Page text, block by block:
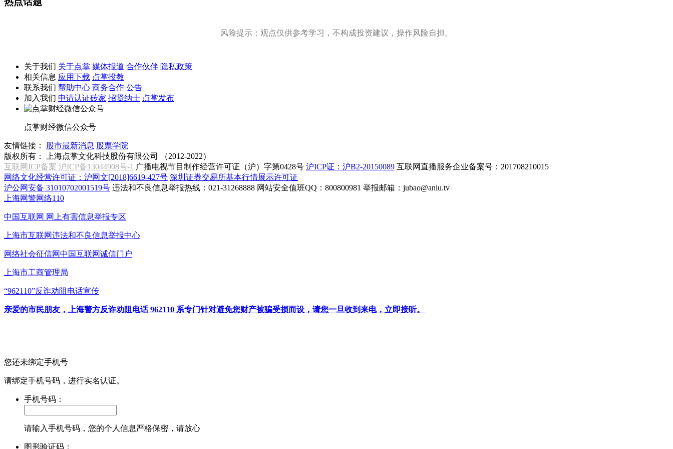
风险提示：观点仅供参考学习，不构成投资建议，操作风险自担。
关于我们 关于点掌 媒体报道 合作伙伴 隐私政策
相关信息 应用下载 点掌投教
联系我们 帮助中心 商务合作 公告
加入我们 申请认证砖家 招贤纳士 点掌发布
点掌财经微信公众号
友情链接： 股市最新消息 股票学院
版权所有：
上海点掌文化科技股份有限公司 （2012-2022）
互联网ICP备案 沪ICP备13044908号-1 广播电视节目制作经营许可证（沪）字第0428号 沪ICP证：沪B2-20150089 互联网直播服务企业备案号：201708210015
网络文化经营许可证：沪网文[2018]6619-427号 深圳证券交易所基本行情展示许可证
沪公网安备 31010702001519号 违法和不良信息举报热线：021-31268888 网站安全值班QQ：800800981 举报邮箱： jubao@aniu.tv
上海网警网络110
中国互联网 网上有害信息举报专区
上海市互联网违法和不良信息举报中心
网络社会征信网中国互联网诚信门户
上海市工商管理局
“962110”反诈劝阻电话宣传
亲爱的市民朋友，上海警方反诈劝阻电话 962110 系专门针对避免您财产被骗受损而设，请您一旦收到来电，立即接听。
您还未绑定手机号
请绑定手机号码，进行实名认证。
手机号码：
请输入手机号码，您的个人信息严格保密，请放心
图形验证码：